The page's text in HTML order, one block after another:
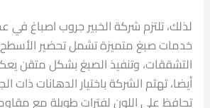
لذلك، تلتزم شركة الخبير جروب اصباغ في
خدمات صبغ متميزة تشمل تحضير
التشققات، وتنفيذ الصبغ بشكل متقن
أيضا، تهتم الشركة باختيار الدهانات ذات
تحافظ على اللون لفترات طويلة مع